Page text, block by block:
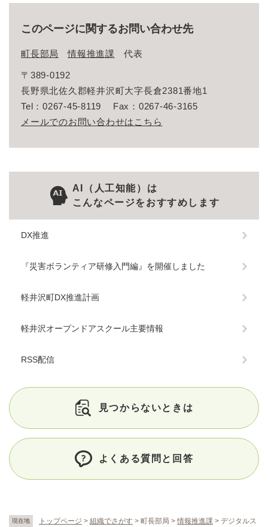
現在地 トップページ > 組織でさがす > 町長部局 > 情報推進課 > デジタルス
このページに関するお問い合わせ先
町長部局 情報推進課 代表
〒389-0192
長野県北佐久郡軽井沢町大字長倉2381番地1
Tel：0267-45-8119
Fax：0267-46-3165
メールでのお問い合わせはこちら
AI（人工知能）は
こんなページをおすすめします
DX推進
『災害ボランティア研修入門編』を開催しました
軽井沢町DX推進計画
軽井沢オープンドアスクール主要情報
RSS配信
見つからないときは
よくある質問と回答